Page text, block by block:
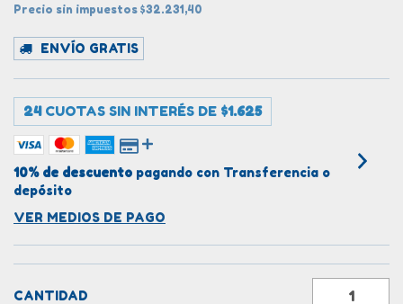
Precio sin impuestos $32.231,40
ENVÍO GRATIS
24 CUOTAS SIN INTERÉS DE $1.625
10% de descuento pagando con Transferencia o
depósito
VER MEDIOS DE PAGO
CANTIDAD